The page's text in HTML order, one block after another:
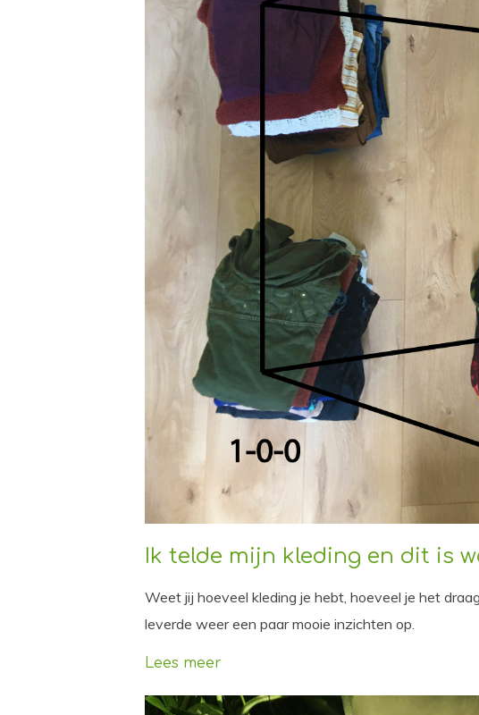
Ik telde mijn kleding en dit is
Weet jij hoeveel kleding je hebt, hoeveel je het
leverde weer een paar mooie inzichten op.
Lees meer